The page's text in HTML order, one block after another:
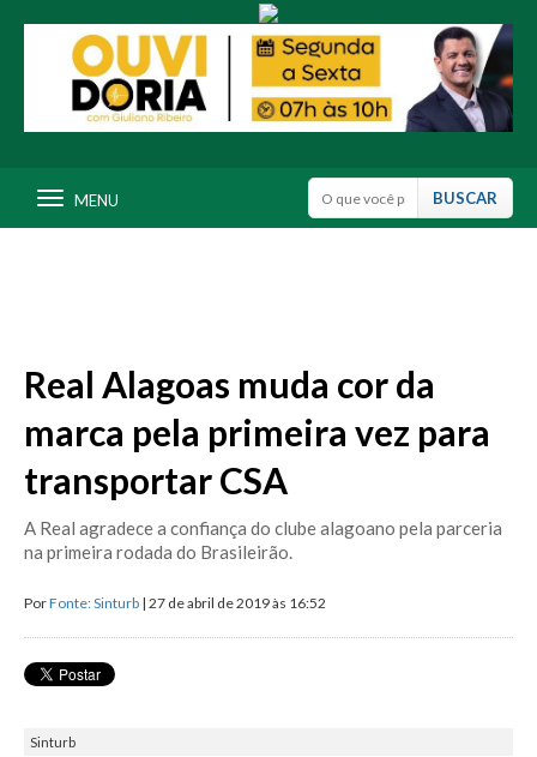
MENU
Real Alagoas muda cor da
marca pela primeira vez para
transportar CSA
A Real agradece a confiança do clube alagoano pela parceria
na primeira rodada do Brasileirão.
PorFonte: Sinturb | 27 de abril de 2019 às 16:52
Sinturb